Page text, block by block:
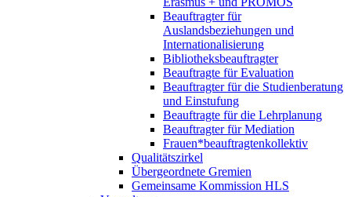
Beauftragter für
Auslandsbeziehungen und
Internationalisierung
Bibliotheksbeauftragter
Beauftragte für Evaluation
Beauftragter für die Studienberatung
und Einstufung
Beauftragte für die Lehrplanung
Beauftragter für Mediation
Frauen*beauftragtenkollektiv
Qualitätszirkel
Übergeordnete Gremien
Gemeinsame Kommission HLS